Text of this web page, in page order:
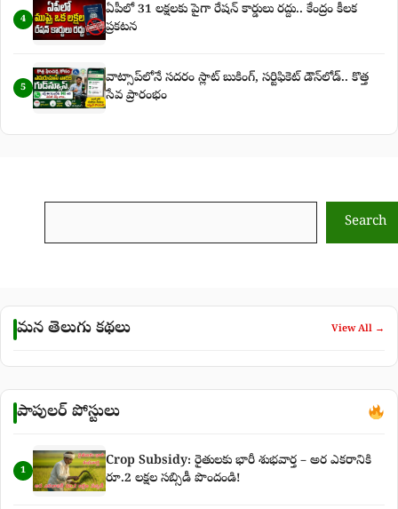
4
ఏపీలో 31 లక్షలకు పైగా రేషన్ కార్డులు రద్దు.. కేంద్రం కీలక
ప్రకటన
5
వాట్సాప్‌లోనే సదరం స్లాట్ బుకింగ్, సర్టిఫికెట్ డౌన్‌లోడ్.. కొత్త
సేవ ప్రారంభం
Search
మన తెలుగు కథలు View All →
పాపులర్ పోస్టులు
1
Crop Subsidy: రైతులకు భారీ శుభవార్త – అర ఎకరానికి
రూ.2 లక్షల సబ్సిడీ పొందండి!